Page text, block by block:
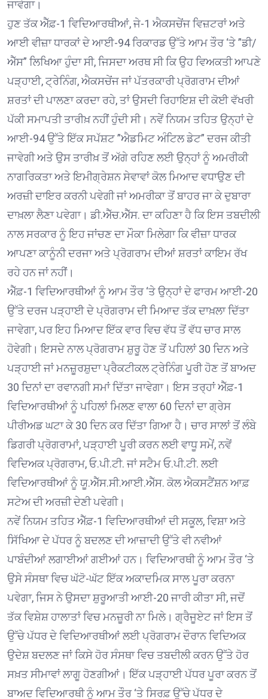
ਜਾਵੇਗਾ।
ਹੁਣ ਤੱਕ ਐੱਫ਼-1 ਵਿਦਿਆਰਥੀਆਂ, ਜੇ-1 ਐਕਸਚੇਂਜ ਵਿਜ਼ਟਰਾਂ ਅਤੇ
ਆਈ ਵੀਜ਼ਾ ਧਾਰਕਾਂ ਦੇ ਆਈ-94 ਰਿਕਾਰਡ ਉੱਤੇ ਆਮ ਤੌਰ ‘ਤੇ ”ਡੀ/
ਐੱਸ” ਲਿਖਿਆ ਹੁੰਦਾ ਸੀ, ਜਿਸਦਾ ਅਰਥ ਸੀ ਕਿ ਉਹ ਵਿਅਕਤੀ ਆਪਣੇ
ਪੜ੍ਹਾਈ, ਟ੍ਰੇਨਿੰਗ, ਐਕਸਚੇਂਜ ਜਾਂ ਪੱਤਰਕਾਰੀ ਪ੍ਰੋਗਰਾਮ ਦੀਆਂ
ਸ਼ਰਤਾਂ ਦੀ ਪਾਲਣਾ ਕਰਦਾ ਰਹੇ, ਤਾਂ ਉਸਦੀ ਰਿਹਾਇਸ਼ ਦੀ ਕੋਈ ਵੱਖਰੀ
ਪੱਕੀ ਸਮਾਪਤੀ ਤਾਰੀਖ਼ ਨਹੀਂ ਹੁੰਦੀ ਸੀ। ਨਵੇਂ ਨਿਯਮ ਤਹਿਤ ਉਨ੍ਹਾਂ ਦੇ
ਆਈ-94 ਉੱਤੇ ਇੱਕ ਸਪੱਸ਼ਟ ”ਐਡਮਿਟ ਅੰਟਿਲ ਡੇਟ” ਦਰਜ ਕੀਤੀ
ਜਾਵੇਗੀ ਅਤੇ ਉਸ ਤਾਰੀਖ਼ ਤੋਂ ਅੱਗੇ ਰਹਿਣ ਲਈ ਉਨ੍ਹਾਂ ਨੂੰ ਅਮਰੀਕੀ
ਨਾਗਰਿਕਤਾ ਅਤੇ ਇਮੀਗ੍ਰੇਸ਼ਨ ਸੇਵਾਵਾਂ ਕੋਲ ਮਿਆਦ ਵਧਾਉਣ ਦੀ
ਅਰਜ਼ੀ ਦਾਇਰ ਕਰਨੀ ਪਵੇਗੀ ਜਾਂ ਅਮਰੀਕਾ ਤੋਂ ਬਾਹਰ ਜਾ ਕੇ ਦੁਬਾਰਾ
ਦਾਖ਼ਲਾ ਲੈਣਾ ਪਵੇਗਾ। ਡੀ.ਐੱਚ.ਐੱਸ. ਦਾ ਕਹਿਣਾ ਹੈ ਕਿ ਇਸ ਤਬਦੀਲੀ
ਨਾਲ ਸਰਕਾਰ ਨੂੰ ਇਹ ਜਾਂਚਣ ਦਾ ਮੌਕਾ ਮਿਲੇਗਾ ਕਿ ਵੀਜ਼ਾ ਧਾਰਕ
ਆਪਣਾ ਕਾਨੂੰਨੀ ਦਰਜਾ ਅਤੇ ਪ੍ਰੋਗਰਾਮ ਦੀਆਂ ਸ਼ਰਤਾਂ ਕਾਇਮ ਰੱਖ
ਰਹੇ ਹਨ ਜਾਂ ਨਹੀਂ।
ਐੱਫ਼-1 ਵਿਦਿਆਰਥੀਆਂ ਨੂੰ ਆਮ ਤੌਰ ‘ਤੇ ਉਨ੍ਹਾਂ ਦੇ ਫਾਰਮ ਆਈ-20
ਉੱਤੇ ਦਰਜ ਪੜ੍ਹਾਈ ਦੇ ਪ੍ਰੋਗਰਾਮ ਦੀ ਮਿਆਦ ਤੱਕ ਦਾਖ਼ਲਾ ਦਿੱਤਾ
ਜਾਵੇਗਾ, ਪਰ ਇਹ ਮਿਆਦ ਇੱਕ ਵਾਰ ਵਿਚ ਵੱਧ ਤੋਂ ਵੱਧ ਚਾਰ ਸਾਲ
ਹੋਵੇਗੀ। ਇਸਦੇ ਨਾਲ ਪ੍ਰੋਗਰਾਮ ਸ਼ੁਰੂ ਹੋਣ ਤੋਂ ਪਹਿਲਾਂ 30 ਦਿਨ ਅਤੇ
ਪੜ੍ਹਾਈ ਜਾਂ ਮਨਜ਼ੂਰਸ਼ੁਦਾ ਪ੍ਰੈਕਟੀਕਲ ਟ੍ਰੇਨਿੰਗ ਪੂਰੀ ਹੋਣ ਤੋਂ ਬਾਅਦ
30 ਦਿਨਾਂ ਦਾ ਰਵਾਨਗੀ ਸਮਾਂ ਦਿੱਤਾ ਜਾਵੇਗਾ। ਇਸ ਤਰ੍ਹਾਂ ਐੱਫ਼-1
ਵਿਦਿਆਰਥੀਆਂ ਨੂੰ ਪਹਿਲਾਂ ਮਿਲਣ ਵਾਲਾ 60 ਦਿਨਾਂ ਦਾ ਗ੍ਰੇਸ
ਪੀਰੀਅਡ ਘਟਾ ਕੇ 30 ਦਿਨ ਕਰ ਦਿੱਤਾ ਗਿਆ ਹੈ। ਚਾਰ ਸਾਲਾਂ ਤੋਂ ਲੰਬੇ
ਡਿਗਰੀ ਪ੍ਰੋਗਰਾਮਾਂ, ਪੜ੍ਹਾਈ ਪੂਰੀ ਕਰਨ ਲਈ ਵਾਧੂ ਸਮੇਂ, ਨਵੇਂ
ਵਿਦਿਅਕ ਪ੍ਰੋਗਰਾਮ, ਓ.ਪੀ.ਟੀ. ਜਾਂ ਸਟੈਮ ਓ.ਪੀ.ਟੀ. ਲਈ
ਵਿਦਿਆਰਥੀਆਂ ਨੂੰ ਯੂ.ਐੱਸ.ਸੀ.ਆਈ.ਐੱਸ. ਕੋਲ ਐਕਸਟੈਂਸ਼ਨ ਆਫ਼
ਸਟੇਅ ਦੀ ਅਰਜ਼ੀ ਦੇਣੀ ਪਵੇਗੀ।
ਨਵੇਂ ਨਿਯਮ ਤਹਿਤ ਐੱਫ਼-1 ਵਿਦਿਆਰਥੀਆਂ ਦੀ ਸਕੂਲ, ਵਿਸ਼ਾ ਅਤੇ
ਸਿੱਖਿਆ ਦੇ ਪੱਧਰ ਨੂੰ ਬਦਲਣ ਦੀ ਆਜ਼ਾਦੀ ਉੱਤੇ ਵੀ ਨਵੀਆਂ
ਪਾਬੰਦੀਆਂ ਲਗਾਈਆਂ ਗਈਆਂ ਹਨ। ਵਿਦਿਆਰਥੀ ਨੂੰ ਆਮ ਤੌਰ ‘ਤੇ
ਉਸੇ ਸੰਸਥਾ ਵਿਚ ਘੱਟੋ-ਘੱਟ ਇੱਕ ਅਕਾਦਮਿਕ ਸਾਲ ਪੂਰਾ ਕਰਨਾ
ਪਵੇਗਾ, ਜਿਸ ਨੇ ਉਸਦਾ ਸ਼ੁਰੂਆਤੀ ਆਈ-20 ਜਾਰੀ ਕੀਤਾ ਸੀ, ਜਦੋਂ
ਤੱਕ ਵਿਸ਼ੇਸ਼ ਹਾਲਾਤਾਂ ਵਿਚ ਮਨਜ਼ੂਰੀ ਨਾ ਮਿਲੇ। ਗ੍ਰੈਜੂਏਟ ਜਾਂ ਇਸ ਤੋਂ
ਉੱਚੇ ਪੱਧਰ ਦੇ ਵਿਦਿਆਰਥੀਆਂ ਲਈ ਪ੍ਰੋਗਰਾਮ ਦੌਰਾਨ ਵਿਦਿਅਕ
ਉਦੇਸ਼ ਬਦਲਣ ਜਾਂ ਕਿਸੇ ਹੋਰ ਸੰਸਥਾ ਵਿਚ ਤਬਦੀਲੀ ਕਰਨ ਉੱਤੇ ਹੋਰ
ਸਖ਼ਤ ਸੀਮਾਵਾਂ ਲਾਗੂ ਹੋਣਗੀਆਂ। ਇੱਕ ਪੜ੍ਹਾਈ ਪੱਧਰ ਪੂਰਾ ਕਰਨ ਤੋਂ
ਬਾਅਦ ਵਿਦਿਆਰਥੀ ਨੂੰ ਆਮ ਤੌਰ ‘ਤੇ ਸਿਰਫ਼ ਉੱਚੇ ਪੱਧਰ ਦੇ